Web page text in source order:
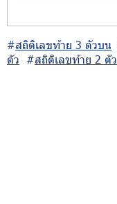
#สถิติเลขท้าย 3 ตัวบน
ตัว #สถิติเลขท้าย 2 ตัว